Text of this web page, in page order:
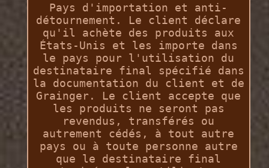
Pays d'importation et anti-
détournement. Le client déclare
qu'il achète des produits aux
États-Unis et les importe dans
le pays pour l'utilisation du
destinataire final spécifié dans
la documentation du client et de
Grainger. Le client accepte que
les produits ne seront pas
revendus, transférés ou
autrement cédés, à tout autre
pays ou à toute personne autre
que le destinataire final